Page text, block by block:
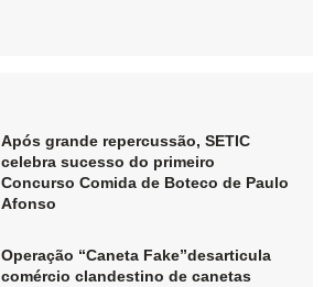
Após grande repercussão, SETIC
celebra sucesso do primeiro
Concurso Comida de Boteco de Paulo
Afonso
Operação “Caneta Fake”desarticula
comércio clandestino de canetas